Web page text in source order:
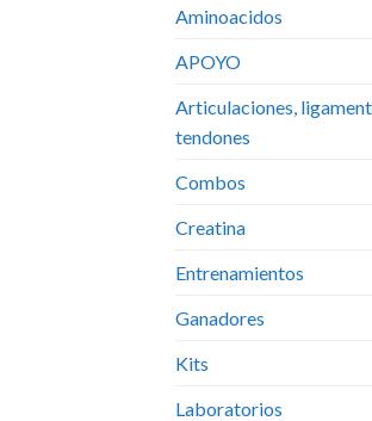
Aminoacidos
APOYO
Articulaciones,
tendones
Combos
Creatina
Entrenamientos
Ganadores
Kits
Laboratorios